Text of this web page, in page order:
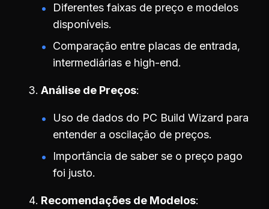
Diferentes faixas de preço e modelos
disponíveis.
Comparação entre placas de entrada,
intermediárias e high-end.
Análise de Preços
Uso de dados do PC Build Wizard para
entender a oscilação de preços.
Importância de saber se o preço pago
foi justo.
Recomendações de Modelos